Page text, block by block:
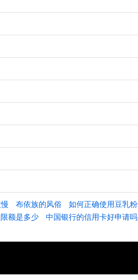
布依族的风俗 如何正确使用豆乳
额是多少 中国银行的信用卡好申请吗